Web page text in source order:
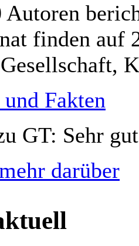
finden auf
Fakten
GT: Sehr
darüber